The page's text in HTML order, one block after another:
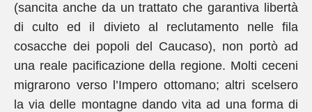
(sancita anche da un trattato che garantiva libertà
di culto ed il divieto al reclutamento nelle fila
cosacche dei popoli del Caucaso), non portò ad
una reale pacificazione della regione. Molti ceceni
migrarono verso l’Impero ottomano; altri scelsero
la via delle montagne dando vita ad una forma di